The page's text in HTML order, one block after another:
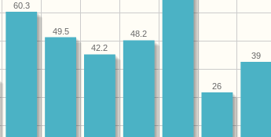
39
26
48.2
42.2
49.5
60.3